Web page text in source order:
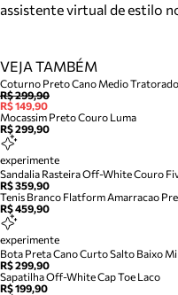
assistente virtual de estilo
VEJA TAMBÉM
Coturno Preto Cano Medio Tratorado
R$ 299,90
R$ 149,90
Mocassim Preto Couro Luma
R$ 299,90
experimente
Sandalia Rasteira Off-White Couro
R$ 359,90
Tenis Branco Flatform Amarracao
R$ 459,90
experimente
Bota Preta Cano Curto Salto Baixo
R$ 299,90
Sapatilha Off-White Cap Toe Laco
R$ 199,90